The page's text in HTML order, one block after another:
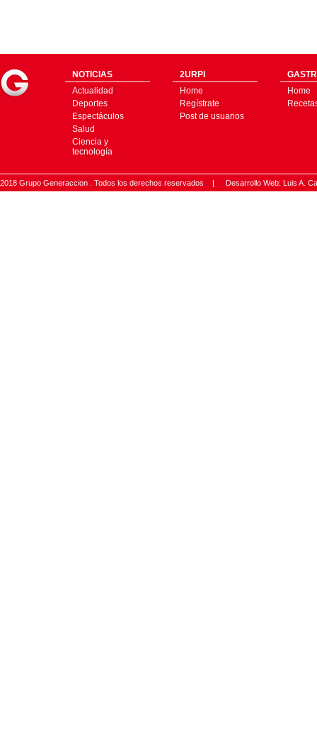
NOTICIAS
Actualidad
Deportes
Espectáculos
Salud
Ciencia y
tecnología
2URPI
Home
Regístrate
Post de usuarios
Home
2018 Grupo Generaccion . Todos los derechos reservados | Desarrollo Web: Luis